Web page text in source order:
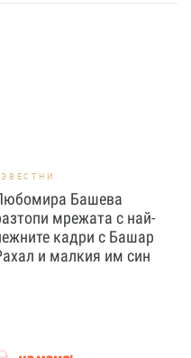
Башева
мрежата с най-
кадри с Башар
и малкия им син